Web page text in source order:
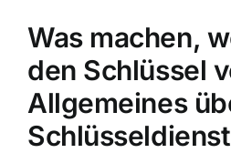
Was machen,
den Schlüssel
Allgemeines
Schlüsseldienst